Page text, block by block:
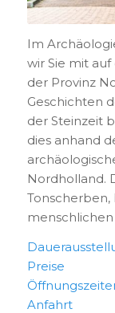
Im
wir Sie mit
der Provinz
Geschichten
der Steinzeit
dies anhand
Nordholland.
Preise
Anfahrt